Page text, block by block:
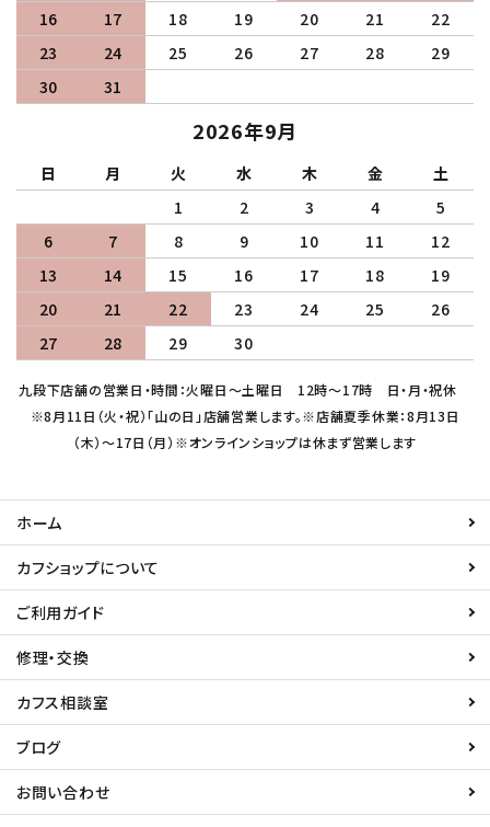
16
17 18 19 20 21
22
23
24 25 26 27 28
29
30
31
2026年9月
日 月 火 水 木 金
土
1
2 3 4
5
6
7 8 9 10 11
12
13
14 15 16 17 18
19
20
21 22 23 24 25
26
27
28 29 30
九段下店舗の営業日・時間：火曜日～土曜日 12時～17時 日・月・祝休
※8月11日（火・祝）「山の日」店舗営業します。※店舗夏季休業：8月13日
（木）～17日（月）※オンラインショップは休まず営業します
ホーム
カフショップについて
ご利用ガイド
修理・交換
カフス相談室
ブログ
お問い合わせ